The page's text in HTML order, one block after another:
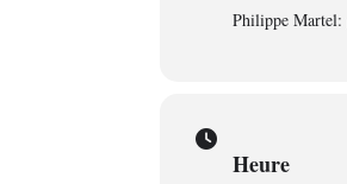
Philippe
Heure